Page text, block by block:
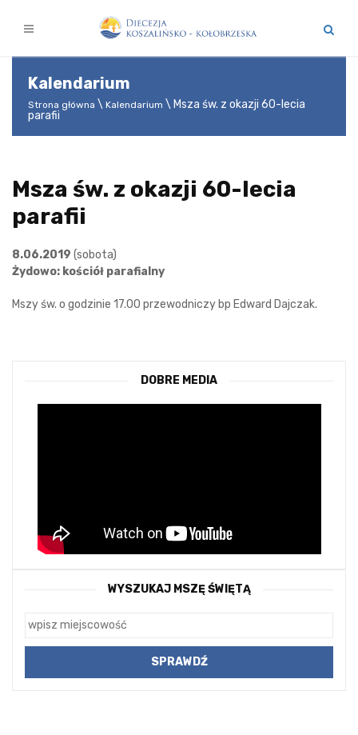
Kalendarium
Strona główna Kalendarium
Msza św. z okazji 60-lecia
parafii
Msza św. z okazji 60-lecia
parafii
8.06.2019 (sobota)
Żydowo: kościół parafialny
Mszy św. o godzinie 17.00 przewodniczy bp Edward Dajczak.
DOBRE MEDIA
WYSZUKAJ MSZĘ ŚWIĘTĄ